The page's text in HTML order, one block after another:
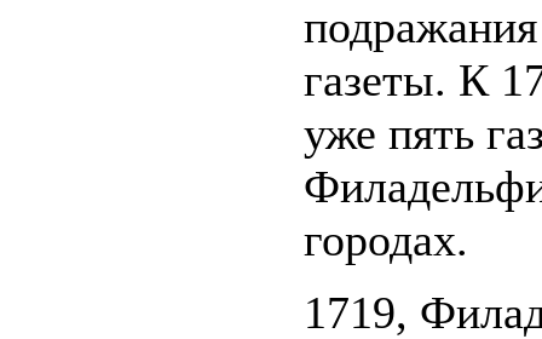
газеты. К
уже пять
городах.
1719,